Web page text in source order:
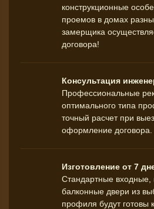
конструкционные
проемов в домах
замерщика
договора!
Консультация
Профессиональные
оптимального типа
точный расчет при
оформление договора.
Изготовление от 7
Стандартные
балконные двери из
профиля будут готовы